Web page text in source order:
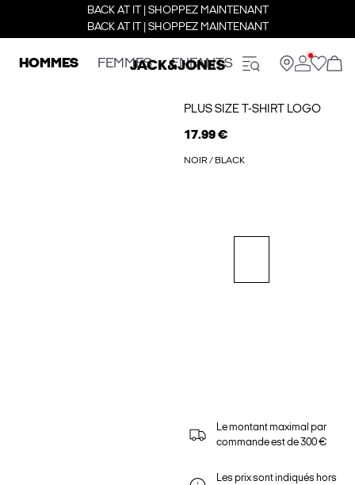
BACK AT IT | SHOPPEZ MAINTENANT
BACK AT IT | SHOPPEZ MAINTENANT
HOMMES FEMMES ENFANTS
PLUS SIZE T-SHIRT LOGO
17.99 €
NOIR / BLACK
Le montant maximal par
commande est de 300 €
Les prix sont indiqués hors